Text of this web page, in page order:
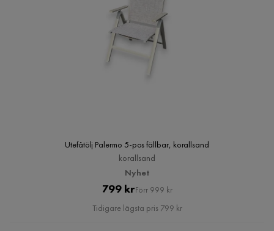
Utefåtölj Palermo 5-pos fällbar, korallsand
korallsand
Nyhet
Pris
799 krOriginal
Pris
Förr 999 kr
Tidigare lägsta pris 799 kr